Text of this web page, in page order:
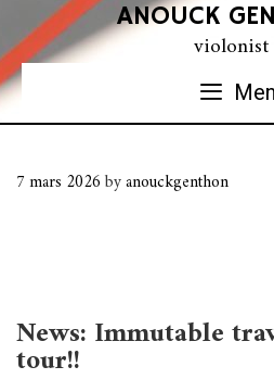
content
ANOUCK
violonist
7 mars 2026byanouckgenthon
News: Immutable
tour!!